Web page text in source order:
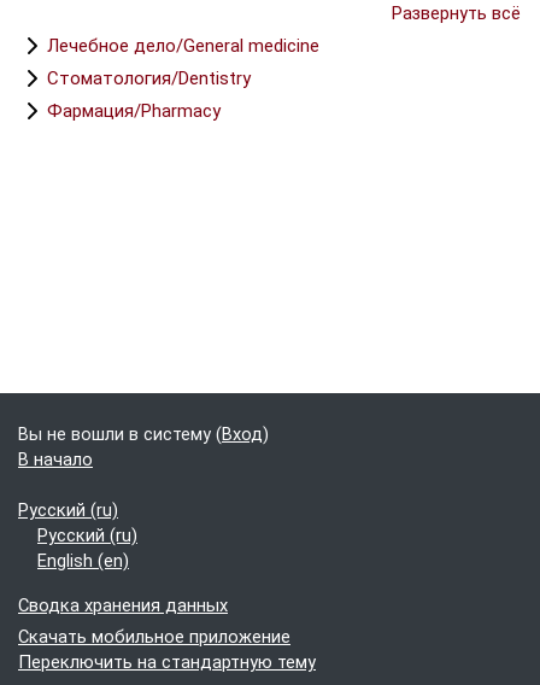
Развернуть всё
Лечебное дело/General medicine
Стоматология/Dentistry
Фармация/Pharmacy
Вы не вошли в систему (Вход)
В начало
Русский ‎(ru)‎
Русский ‎(ru)‎
English ‎(en)‎
Сводка хранения данных
Скачать мобильное приложение
Переключить на стандартную тему